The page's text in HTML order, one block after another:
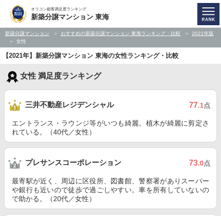
オリコン顧客満足度ランキング
新築分譲マンション 東海
新築分譲マンション おすすめの新築分譲マンション 東海ランキング・比較
2021年版
女性
【2021年】新築分譲マンション 東海の女性ランキング・比較
女性 満足度ランキング
三井不動産レジデンシャル 77.1点
エントランス・ラウンジ等がいつも綺麗。植木が綺麗に剪定さ
れている。（40代／女性）
プレサンスコーポレーション 73.0点
最寄駅が近く、周辺に区役所、図書館、警察署がありスーパー
や銀行も近いので徒歩で過ごしやすい。車を所有していないの
で助かる。（20代／女性）